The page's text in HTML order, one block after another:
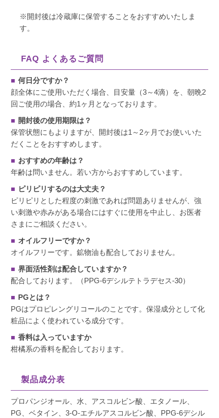
※開封後は冷蔵庫に保管することをおすすめいたしま
す。
FAQ よくあるご質問
■ 何日分ですか？
顔全体にご使用いただく場合、目安量（3～4滴）を、朝晩2
回ご使用の場合、約1ヶ月となっております。
■ 開封後の使用期限は？
保管状態にもよりますが、開封後は1～2ヶ月でお使いいた
だくことをおすすめします。
■ おすすめの年齢は？
年齢は問いません。若い方からおすすめしています。
■ ピリピリするのは大丈夫？
ピリピリとした程度の刺激であれば問題ありませんが、強
い刺激や赤みがある場合にはすぐに使用を中止し、お医者
さまにご相談ください。
■ オイルフリーですか？
オイルフリーです。鉱物油も配合しておりません。
■ 界面活性剤は配合していますか？
配合しております。（PPG-6デシルテトラデセス-30）
■ PGとは？
PGはプロピレングリコールのことです。保湿成分として化
粧品によく使われている成分です。
■ 香料は入っていますか
柑橘系の香料を配合しております。
製品成分表
プロパンジオール、水、アスコルビン酸、エタノール、
PG、ベタイン、3-O-エチルアスコルビン酸、PPG-6デシル